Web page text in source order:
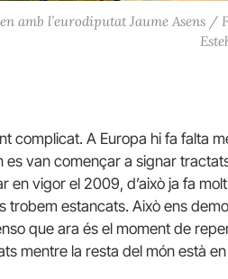
amb l’eurodiputat Jaume Asens /
complicat. A Europa hi fa falta
van començar a signar
vigor el 2009, d’això ja fa
trobem estancats. Això ens
que ara és el moment de
mentre la resta del món està